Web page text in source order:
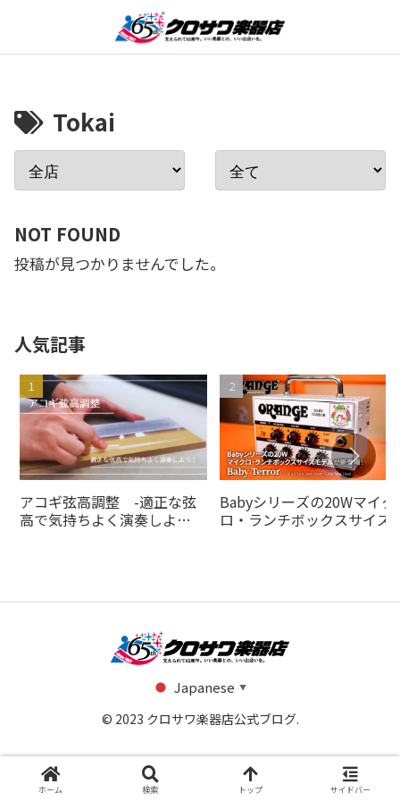
Tokai
NOT FOUND
投稿が見つかりませんでした。
人気記事
アコギ弦高調整 -適正な弦
高で気持ちよく演奏しよ
Babyシリーズの20Wマイク
ロ・ランチボックスサイズ
Japanese ▼
© 2023 クロサワ楽器店公式ブログ.
ホーム 検索 トップ サイドバー